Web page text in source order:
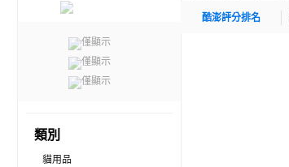
僅顯示
僅顯示
僅顯示
類別
貓用品
酷澎評分排名